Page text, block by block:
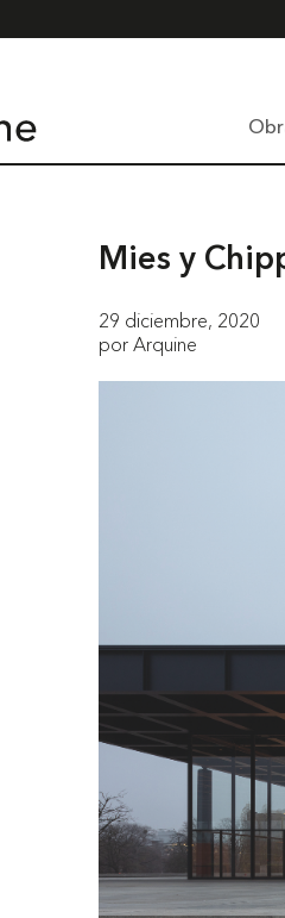
Mies y
29 diciembre, 2020
por Arquine